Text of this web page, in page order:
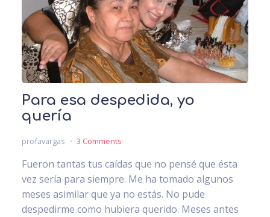
Para esa despedida, yo
quería
profavargas 3 Comments
Fueron tantas tus caídas que no pensé que ésta
vez sería para siempre. Me ha tomado algunos
meses asimilar que ya no estás. No pude
despedirme como hubiera querido. Meses antes